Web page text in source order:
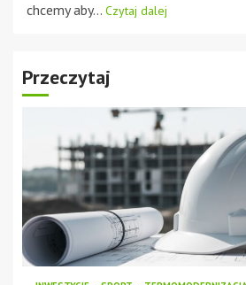
chcemy aby... Czytaj dalej
Przeczytaj